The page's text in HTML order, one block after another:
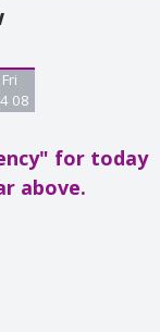
Fri
08
for today
above.